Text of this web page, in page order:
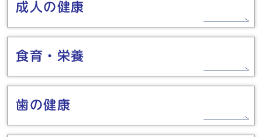
成人の健康
食育・栄養
歯の健康